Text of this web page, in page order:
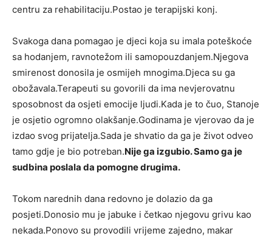
centru za rehabilitaciju.Postao je terapijski konj.
Svakoga dana pomagao je djeci koja su imala poteškoće
sa hodanjem, ravnotežom ili samopouzdanjem.Njegova
smirenost donosila je osmijeh mnogima.Djeca su ga
obožavala.Terapeuti su govorili da ima nevjerovatnu
sposobnost da osjeti emocije ljudi.Kada je to čuo, Stanoje
je osjetio ogromno olakšanje.Godinama je vjerovao da je
izdao svog prijatelja.Sada je shvatio da ga je život odveo
tamo gdje je bio potreban.Nije ga izgubio. Samo ga je
sudbina poslala da pomogne drugima.
Tokom narednih dana redovno je dolazio da ga
posjeti.Donosio mu je jabuke i četkao njegovu grivu kao
nekada.Ponovo su provodili vrijeme zajedno, makar